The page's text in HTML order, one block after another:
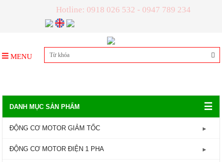
Hotline: 0918 026 532 - 0947 789 234
MENU
DANH MỤC SẢN PHẨM ☰
ĐỘNG CƠ MOTOR GIẢM TỐC
GIẢM TỐC TRỤC LIỀN
ĐỘNG CƠ MOTOR ĐIỆN 1 PHA